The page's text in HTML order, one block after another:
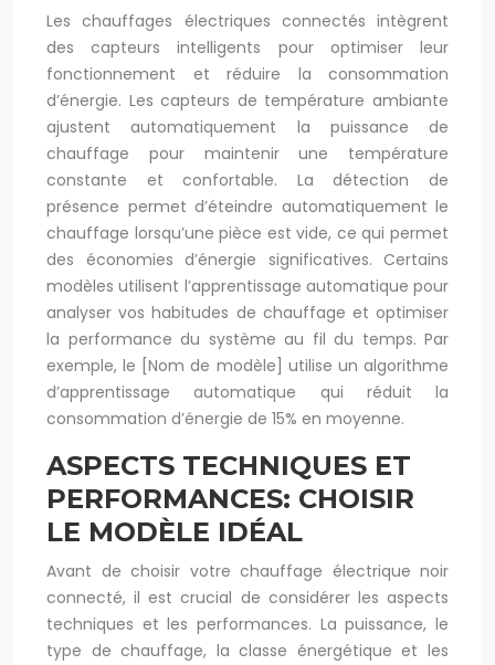
Les chauffages électriques connectés intègrent
des capteurs intelligents pour optimiser leur
fonctionnement et réduire la consommation
d’énergie. Les capteurs de température ambiante
ajustent automatiquement la puissance de
chauffage pour maintenir une température
constante et confortable. La détection de
présence permet d’éteindre automatiquement le
chauffage lorsqu’une pièce est vide, ce qui permet
des économies d’énergie significatives. Certains
modèles utilisent l’apprentissage automatique pour
analyser vos habitudes de chauffage et optimiser
la performance du système au fil du temps. Par
exemple, le [Nom de modèle] utilise un algorithme
d’apprentissage automatique qui réduit la
consommation d’énergie de 15% en moyenne.
ASPECTS TECHNIQUES ET
PERFORMANCES: CHOISIR
LE MODÈLE IDÉAL
Avant de choisir votre chauffage électrique noir
connecté, il est crucial de considérer les aspects
techniques et les performances. La puissance, le
type de chauffage, la classe énergétique et les